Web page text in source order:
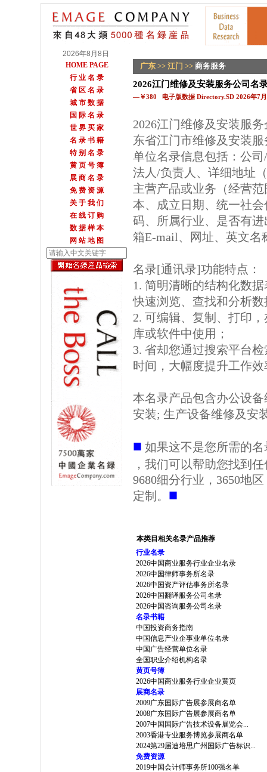
2026年8月8日
HOME PAGE
行 业 名 录
省 区 名 录
城 市 数 据
国 际 名 录
世 界 买 家
名 录 书 籍
特 别 名 录
黄 页 号 簿
展 商 名 录
免 费 资 源
关 于 我 们
在 线 订 购
数 据 样 本
网 站 地 图
广东 >> 江门 >> 商务服务
2026江门维修及安装服务公司名
—￥380 电子版数据 Directory.SD 2026年7
2026江门维修及安装服
东省江门市维修及安装
单位名录信息包括：公
法人/负责人、详细地址
主营产品或业务（经营
本、成立日期、统一社
码、所属行业、是否有
箱E-mail、网址、英文名
名录[通讯录]功能特点：
1. 简明清晰的结构化数
快速浏览、查找和分析数
2. 可编辑、复制、打印
库或软件中使用；
3. 省却您通过搜索平台
时间，大幅度提升工作效
本名录产品包含办公设
安装; 生产设备维修及安
■ 如果这不是您所需的
，我们可以帮助您找到
9680细分行业，3650地
定制。 ■
本类目相关名录产品推荐
行业名录
2026中国商业服务行业企业名录
2026中国律师事务所名录
2026中国资产评估事务所名录
2026中国翻译服务公司名录
2026中国咨询服务公司名录
名录书籍
中国投资商务指南
中国信息产业企事业单位名录
中国广告经营单位名录
全国职业介绍机构名录
黄页号簿
2026中国商业服务行业企业黄页
展商名录
2009广东国际广告展参展商名单
2008广东国际广告展参展商名单
2007中国国际广告技术设备展览会...
2003香港专业服务博览参展商名单
2024第29届迪培思广州国际广告标识...
免费资源
2019中国会计师事务所100强名单